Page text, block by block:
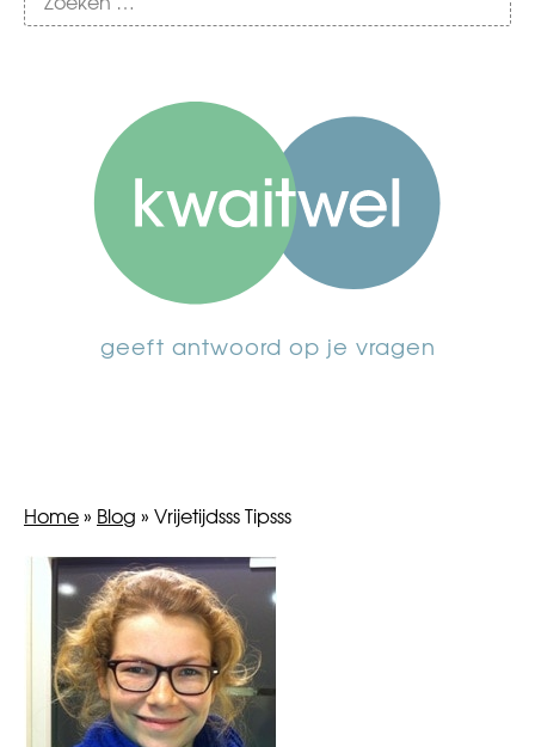
geeft antwoord op je vragen
Home» Blog » Vrijetijdsss Tipsss
BERICHT
NAVIGATIE
Oops,
my
boobs
and
pregnant?